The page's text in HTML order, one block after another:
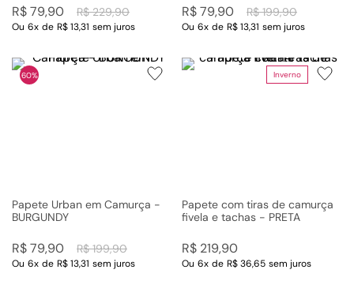
R$ 229,90
R$79,90
Ou 6x de R$ 13,31 sem juros
R$ 199,90
R$79,90
Ou 6x de R$ 13,31 sem juros
60%
Papete Urban em Camurça -
BURGUNDY
R$ 199,90
R$79,90
Ou 6x de R$ 13,31 sem juros
Inverno
Papete com tiras de camurça
fivela e tachas - PRETA
R$ 219,90
Ou 6x de R$ 36,65 sem juros